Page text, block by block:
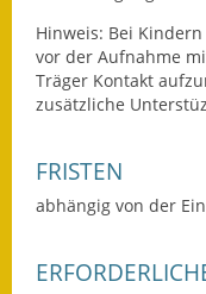
Hinweis: Bei
vor der Aufnahme
Träger Kontakt
zusätzliche
FRISTEN
abhängig von der